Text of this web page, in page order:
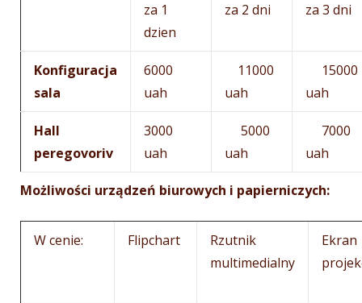
za 1
dzien
zа 2 dni
zа 3 dni
Konfiguracja
sala
6000
uah
11000
uah
15000
uah
Hall
peregovorіv
3000
uah
5000
uah
7000
uah
Możliwości urządzeń biurowych i papierniczych:
W cenie: Flipchart
Rzutnik
multimedialny
Ekran